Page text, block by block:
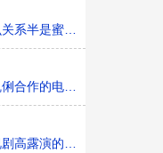
系半是蜜糖半是伤琳达和
合作的电影是什么
高露演的大夫去和交警相